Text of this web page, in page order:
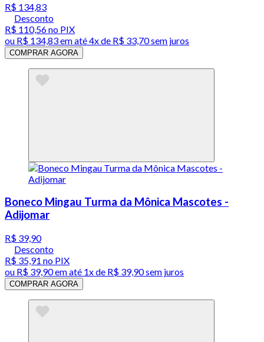
R$ 134,83
Desconto
R$ 110,56no PIX
ou R$ 134,83em até4x de R$ 33,70 sem juros
COMPRAR AGORA
Boneco Mingau Turma da Mônica Mascotes -
Adijomar
R$ 39,90
Desconto
R$ 35,91 no PIX
ou R$ 39,90em até 1x de R$ 39,90sem juros
COMPRAR AGORA